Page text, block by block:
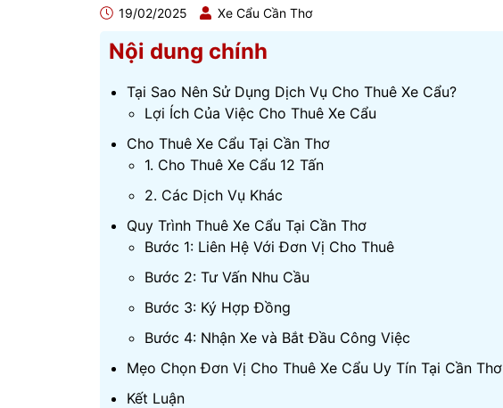
19/02/2025 Xe Cẩu Cần Thơ
Nội dung chính
Tại Sao Nên Sử Dụng Dịch Vụ Cho Thuê Xe Cẩu?
Lợi Ích Của Việc Cho Thuê Xe Cẩu
Cho Thuê Xe Cẩu Tại Cần Thơ
1. Cho Thuê Xe Cẩu 12 Tấn
2. Các Dịch Vụ Khác
Quy Trình Thuê Xe Cẩu Tại Cần Thơ
Bước 1: Liên Hệ Với Đơn Vị Cho Thuê
Bước 2: Tư Vấn Nhu Cầu
Bước 3: Ký Hợp Đồng
Bước 4: Nhận Xe và Bắt Đầu Công Việc
Mẹo Chọn Đơn Vị Cho Thuê Xe Cẩu Uy Tín Tại Cần Thơ
Kết Luận